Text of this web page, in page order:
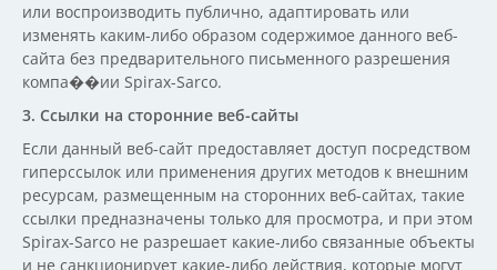
или воспроизводить публично, адаптировать или
изменять каким-либо образом содержимое данного веб-
сайта без предварительного письменного разрешения
компа��ии Spirax-Sarco.
3. Ссылки на сторонние веб-сайты
Если данный веб-сайт предоставляет доступ посредством
гиперссылок или применения других методов к внешним
ресурсам, размещенным на сторонних веб-сайтах, такие
ссылки предназначены только для просмотра, и при этом
Spirax-Sarco не разрешает какие-либо связанные объекты
и не санкционирует какие-либо действия, которые могут